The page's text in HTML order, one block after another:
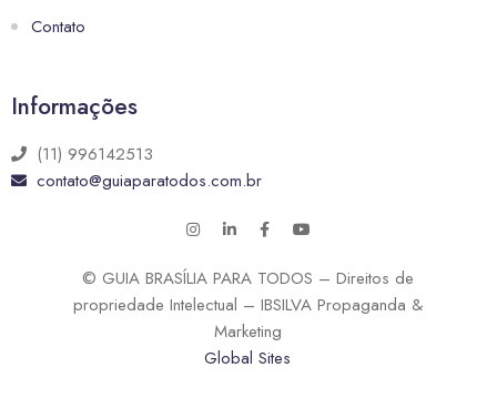
Contato
Informações
(11) 996142513
contato@guiaparatodos.com.br
© GUIA BRASÍLIA PARA TODOS – Direitos de
propriedade Intelectual – IBSILVA Propaganda &
Marketing
Global Sites